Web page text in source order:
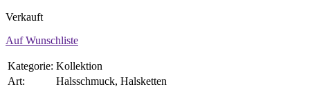
Verkauft
Auf Wunschliste
Kategorie: Kollektion
Art:
Halsschmuck, Halsketten